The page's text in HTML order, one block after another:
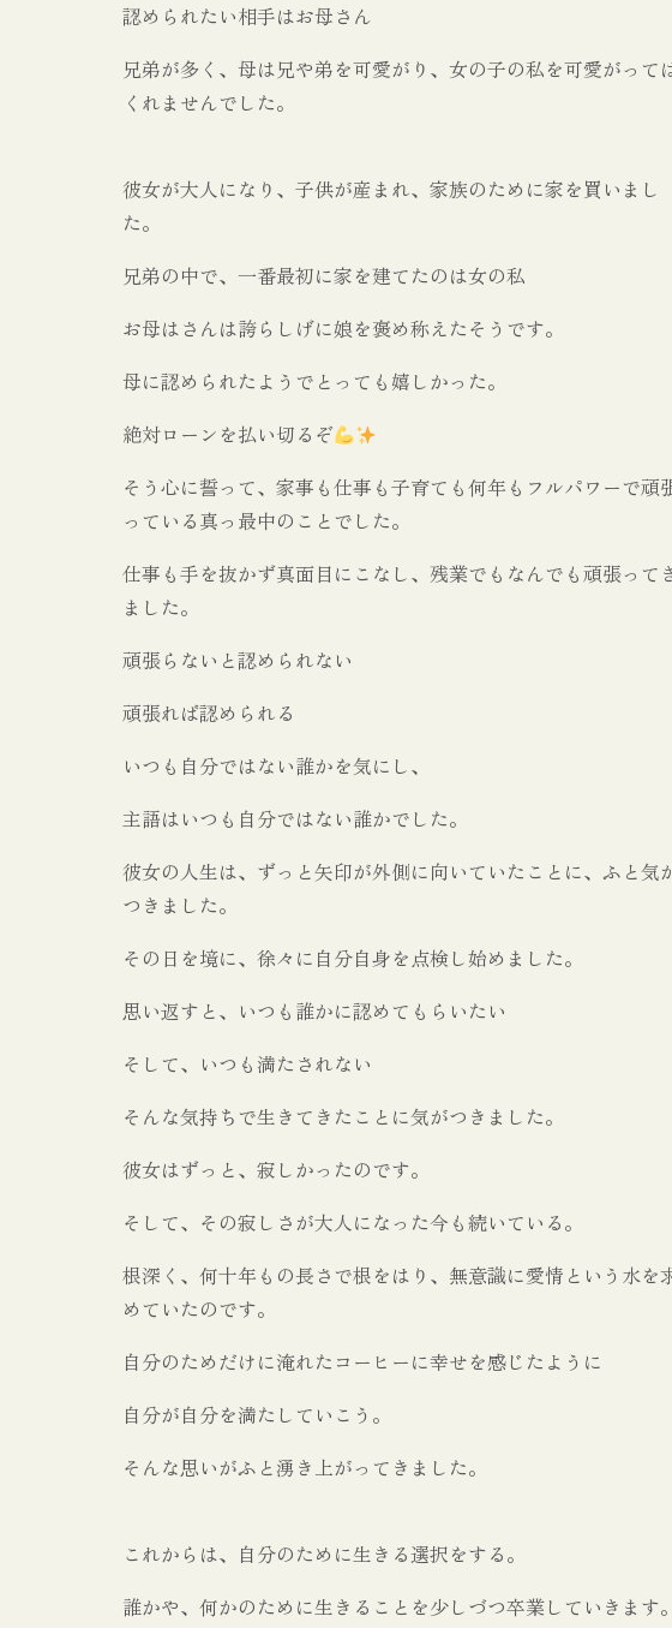
認められたい相手はお母さん
兄弟が多く、母は兄や弟を可愛がり、女の子の私を可愛がって
くれませんでした。
彼女が大人になり、子供が産まれ、家族のために家を買いまし
た。
兄弟の中で、一番最初に家を建てたのは女の私
お母はさんは誇らしげに娘を褒め称えたそうです。
母に認められたようでとっても嬉しかった。
絶対ローンを払い切るぞ
そう心に誓って、家事も仕事も子育ても何年もフルパワーで頑
っている真っ最中のことでした。
仕事も手を抜かず真面目にこなし、残業でもなんでも頑張って
ました。
頑張らないと認められない
頑張れば認められる
いつも自分ではない誰かを気にし、
主語はいつも自分ではない誰かでした。
彼女の人生は、ずっと矢印が外側に向いていたことに、ふと気
つきました。
その日を境に、徐々に自分自身を点検し始めました。
思い返すと、いつも誰かに認めてもらいたい
そして、いつも満たされない
そんな気持ちで生きてきたことに気がつきました。
彼女はずっと、寂しかったのです。
そして、その寂しさが大人になった今も続いている。
根深く、何十年もの長さで根をはり、無意識に愛情という水を
めていたのです。
自分のためだけに淹れたコーヒーに幸せを感じたように
自分が自分を満たしていこう。
そんな思いがふと湧き上がってきました。
これからは、自分のために生きる選択をする。
誰かや、何かのために生きることを少しづつ卒業していきます